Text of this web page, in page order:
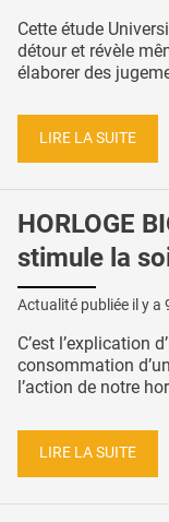
Cette étude
détour et révèle
élaborer des
LIRE LA SUITE
HORLOGE
stimule la
Actualité publiée il y a
C’est l’explication
consommation
l’action de notre
LIRE LA SUITE